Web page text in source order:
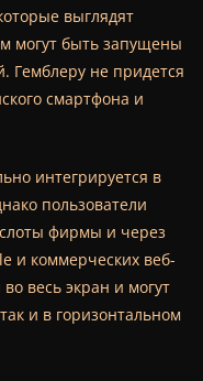
выглядят
могут быть запущены
Гемблеру не придется
смартфона и
интегрируется в
пользователи
фирмы и через
и коммерческих веб-
весь экран и могут
и в горизонтальном